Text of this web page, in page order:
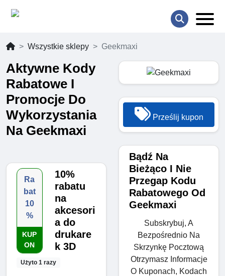
Wszystkie sklepy Geekmaxi
Aktywne Kody
Rabatowe I
Promocje Do
Wykorzystania
Na Geekmaxi
Ra
bat
10
%
KUP
ON
Użyto 1 razy
10%
rabatu
na
akcesori
a do
drukare
k 3D
Prześlij kupon
Bądź Na
Bieżąco I Nie
Przegap Kodu
Rabatowego Od
Geekmaxi
Subskrybuj, A
Bezpośrednio Na
Skrzynkę Pocztową
Otrzymasz Informacje
O Kuponach, Kodach